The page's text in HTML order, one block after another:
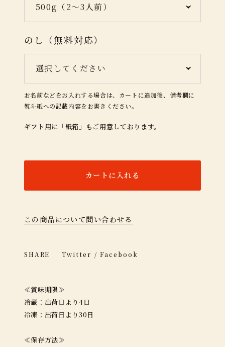
のし（無料対応）
お名前などをお入れする場合は、カートに追加後、備考欄に
熨斗紙への記載内容をお書きください。
ギフト用に「紙箱 」もご用意しております。
カートに入れる
この商品について問い合わせる
SHARE Twitter / Facebook
≪賞味期限≫
冷蔵：出荷日より4日
冷凍：出荷日より30日
≪保存方法≫